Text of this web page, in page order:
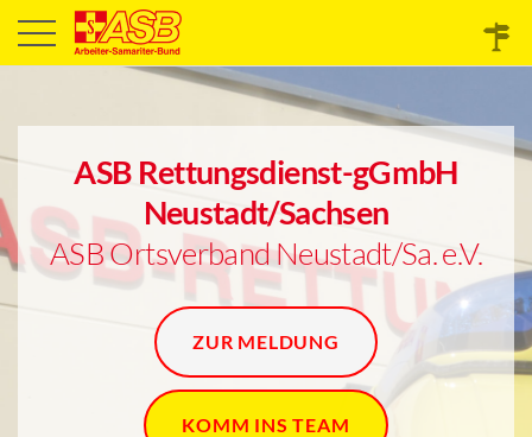
ASB Rettungsdienst-gGmbH
Neustadt/Sachsen
ASB Ortsverband Neustadt/Sa. e.V.
ZUR MELDUNG
KOMM INS TEAM